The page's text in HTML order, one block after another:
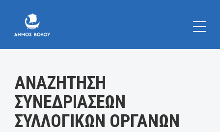
ΑΝΑΖΗΤΗΣΗ
ΣΥΝΕΔΡΙΑΣΕΩΝ
ΣΥΛΛΟΓΙΚΩΝ ΟΡΓΑΝΩΝ